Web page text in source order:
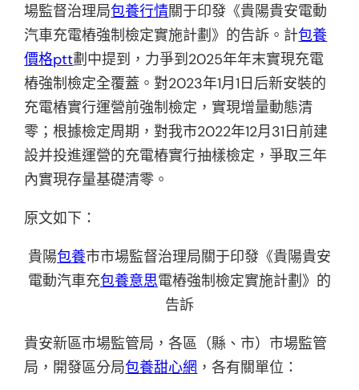
場監督治理局包養行情關于印發《貴陽貴安電動
汽車充電樁強制檢定實施計劃》的告訴。計包養
價格ptt劃中提到，力爭到2025年年末實現充電
樁強制檢定全覆蓋。對2023年1月1日后新安裝的
充電樁實行運營前強制檢定，實現增量動態清
零；根據檢定周期，對我市2022年12月31日前建
設并投進運營的充電樁實行抽樣檢定，爭取三年
內實現存量基礎清零。
原文如下：
貴陽包養市市場監督治理局關于印發《貴陽貴安
電動汽車充包養意思電樁強制檢定實施計劃》的
告訴
貴安新區市場監管局，各區（縣、市）市場監管
局，開發區分局包養甜心網 ，各有關單位：